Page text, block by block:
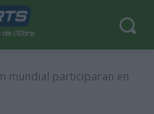
mundial participaran en